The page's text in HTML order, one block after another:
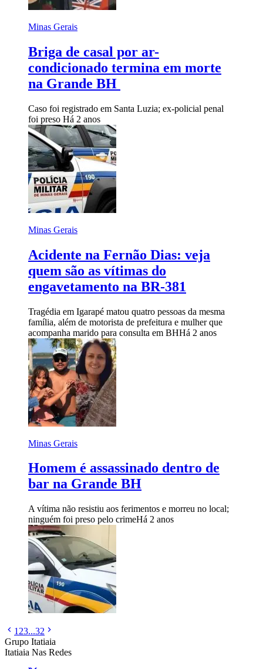
Minas Gerais
Briga de casal por ar-
condicionado termina em morte
na Grande BH
Caso foi registrado em Santa Luzia; ex-policial penal
foi preso Há 2 anos
Minas Gerais
Acidente na Fernão Dias: veja
quem são as vítimas do
engavetamento na BR-381
Tragédia em Igarapé matou quatro pessoas da mesma
família, além de motorista de prefeitura e mulher que
acompanha marido para consulta em BHHá 2 anos
Minas Gerais
Homem é assassinado dentro de
bar na Grande BH
A vítima não resistiu aos ferimentos e morreu no local;
ninguém foi preso pelo crimeHá 2 anos
1 23...32
Grupo Itatiaia
Itatiaia Nas Redes